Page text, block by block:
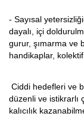
- Sayısal
dayalı, içi
gurur, şımarma ve
handikaplar,
Ciddi hedefleri ve
düzenli ve istikrarlı
kalıcılık